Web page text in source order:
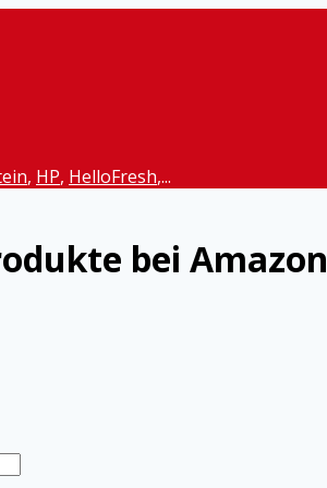
, HP, HelloFresh,...
bei Amazon